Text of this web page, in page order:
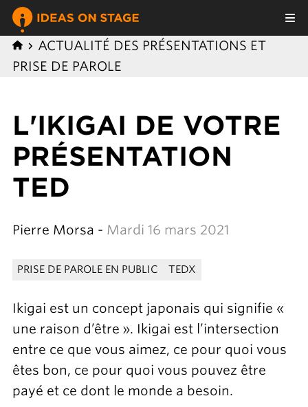
ACTUALITÉ DES PRÉSENTATIONS ET
PRISE DE PAROLE
L'IKIGAI DE VOTRE
PRÉSENTATION
TED
Pierre Morsa - Mardi 16 mars 2021
PRISE DE PAROLE EN PUBLIC TEDX
Ikigai est un concept japonais qui signifie «
une raison d’être ». Ikigai est l’intersection
entre ce que vous aimez, ce pour quoi vous
êtes bon, ce pour quoi vous pouvez être
payé et ce dont le monde a besoin.